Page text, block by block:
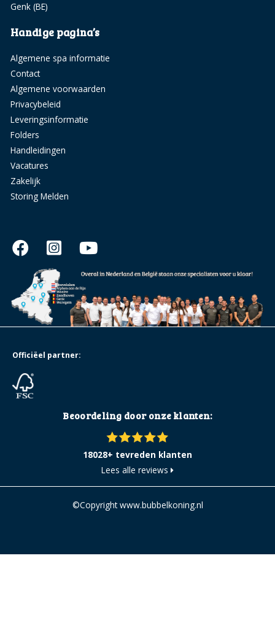
Genk (BE)
Handige pagina’s
Algemene spa informatie
Contact
Algemene voorwaarden
Privacybeleid
Leveringsinformatie
Folders
Handleidingen
Vacatures
Zakelijk
Storing Melden
Beoordeling door onze klanten:
18028+ tevreden klanten
Lees alle reviews
Officiëel partner:
©Copyright www.bubbelkoning.nl